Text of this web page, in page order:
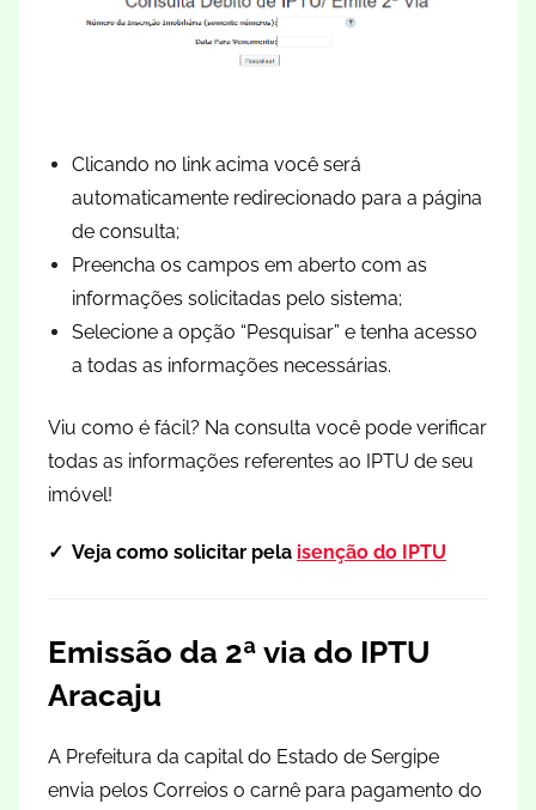
Clicando no link acima você será
automaticamente redirecionado para a página
de consulta;
Preencha os campos em aberto com as
informações solicitadas pelo sistema;
Selecione a opção “Pesquisar” e tenha acesso
a todas as informações necessárias.
Viu como é fácil? Na consulta você pode verificar
todas as informações referentes ao IPTU de seu
imóvel!
✓ Veja como solicitar pela isenção do IPTU
Emissão da 2ª via do IPTU
Aracaju
A Prefeitura da capital do Estado de Sergipe
envia pelos Correios o carnê para pagamento do